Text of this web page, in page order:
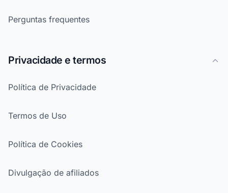
Perguntas frequentes
Privacidade e termos
Política de Privacidade
Termos de Uso
Política de Cookies
Divulgação de afiliados